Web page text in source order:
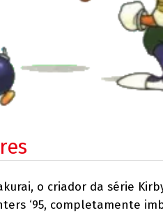
o criador da série
‘95, completamente